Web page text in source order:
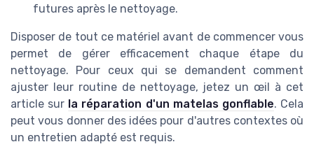
futures après le nettoyage.
Disposer de tout ce matériel avant de commencer vous
permet de gérer efficacement chaque étape du
nettoyage. Pour ceux qui se demandent comment
ajuster leur routine de nettoyage, jetez un œil à cet
article sur la réparation d'un matelas gonflable. Cela
peut vous donner des idées pour d'autres contextes où
un entretien adapté est requis.